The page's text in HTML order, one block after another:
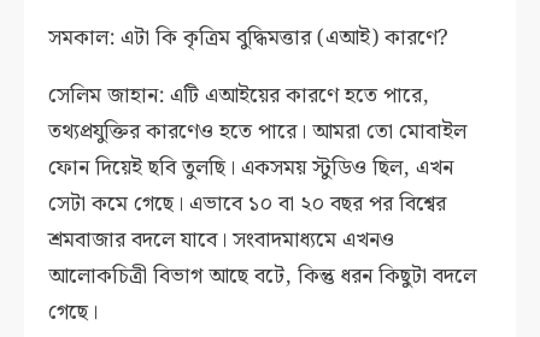
সমকাল: এটা কি কৃত্রিম বুদ্ধিমত্তার (এআই) কারণে?
সেলিম জাহান: এটি এআইয়ের কারণে হতে পারে,
তথ্যপ্রযুক্তির কারণেও হতে পারে। আমরা তো মোবাইল
ফোন দিয়েই ছবি তুলছি। একসময় স্টুডিও ছিল, এখন
সেটা কমে গেছে। এভাবে ১০ বা ২০ বছর পর বিশ্বের
শ্রমবাজার বদলে যাবে। সংবাদমাধ্যমে এখনও
আলোকচিত্রী বিভাগ আছে বটে, কিন্তু ধরন কিছুটা বদলে
গেছে।